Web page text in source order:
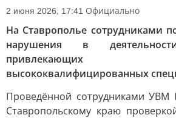
2 июня 2026, 17:41 Официально
На Ставрополье сотрудниками
нарушения в
привлекающих
высококвалифицированных
Проведённой сотрудниками
Ставропольскому краю